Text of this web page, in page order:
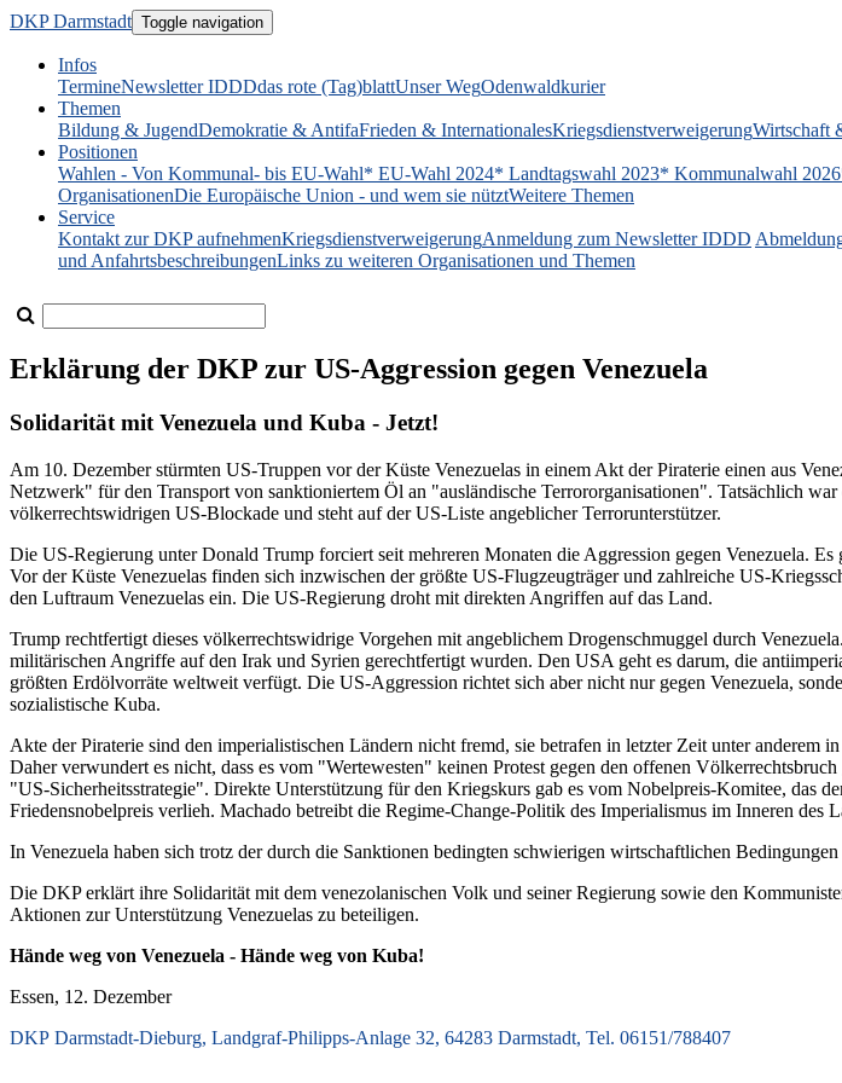
DKP Darmstadt Toggle navigation
Infos
TermineNewsletter IDDDdas rote (Tag)blattUnser WegOdenwaldkurier
Themen
Bildung & JugendDemokratie & AntifaFrieden & InternationalesKriegsdienstverweigerungWirtschaft
Positionen
Wahlen - Von Kommunal- bis EU-Wahl* EU-Wahl 2024* Landtagswahl 2023* Kommunalwahl 2026
OrganisationenDie Europäische Union - und wem sie nütztWeitere Themen
Service
Kontakt zur DKP aufnehmenKriegsdienstverweigerungAnmeldung zum Newsletter IDDD
und AnfahrtsbeschreibungenLinks zu weiteren Organisationen und Themen
Erklärung der DKP zur US-Aggression gegen Venezuela
Solidarität mit Venezuela und Kuba - Jetzt!
Am 10. Dezember stürmten US-Truppen vor der Küste Venezuelas in einem Akt der Piraterie einen aus
Netzwerk" für den Transport von sanktioniertem Öl an "ausländische Terrororganisationen". Tatsächlich
völkerrechtswidrigen US-Blockade und steht auf der US-Liste angeblicher Terrorunterstützer.
Die US-Regierung unter Donald Trump forciert seit mehreren Monaten die Aggression gegen Venezuela.
Vor der Küste Venezuelas finden sich inzwischen der größte US-Flugzeugträger und zahlreiche US-
den Luftraum Venezuelas ein. Die US-Regierung droht mit direkten Angriffen auf das Land.
Trump rechtfertigt dieses völkerrechtswidrige Vorgehen mit angeblichem Drogenschmuggel durch
militärischen Angriffe auf den Irak und Syrien gerechtfertigt wurden. Den USA geht es darum, die
größten Erdölvorräte weltweit verfügt. Die US-Aggression richtet sich aber nicht nur gegen Venezuela,
sozialistische Kuba.
Akte der Piraterie sind den imperialistischen Ländern nicht fremd, sie betrafen in letzter Zeit unter anderem
Daher verwundert es nicht, dass es vom "Wertewesten" keinen Protest gegen den offenen
"US-Sicherheitsstrategie". Direkte Unterstützung für den Kriegskurs gab es vom Nobelpreis-Komitee, das
Friedensnobelpreis verlieh. Machado betreibt die Regime-Change-Politik des Imperialismus im Inneren des
In Venezuela haben sich trotz der durch die Sanktionen bedingten schwierigen wirtschaftlichen
Die DKP erklärt ihre Solidarität mit dem venezolanischen Volk und seiner Regierung sowie den
Aktionen zur Unterstützung Venezuelas zu beteiligen.
Hände weg von Venezuela - Hände weg von Kuba!
Essen, 12. Dezember
DKP Darmstadt-Dieburg, Landgraf-Philipps-Anlage 32, 64283 Darmstadt, Tel. 06151/788407